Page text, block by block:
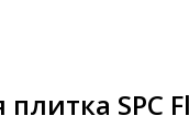
SPC